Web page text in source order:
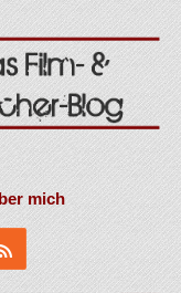
mich